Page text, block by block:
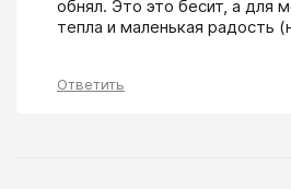
обнял. Это это бесит, а для
тепла и маленькая радость
Ответить